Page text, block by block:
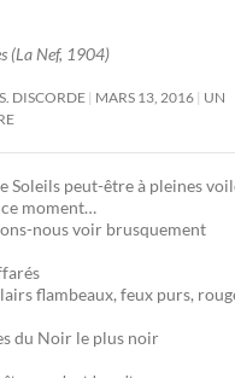
(La Nef, 1904)
DISCORDE MARS 13, 2016 UN
Soleils peut-être à pleines
moment…
nous voir brusquement
flambeaux, feux purs,
du Noir le plus noir